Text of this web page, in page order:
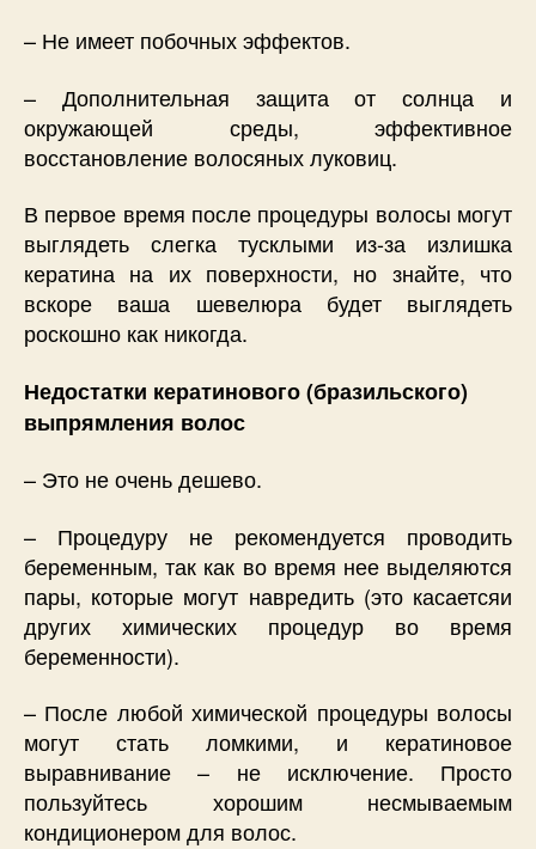
– Не имеет побочных эффектов.
– Дополнительная защита от солнца и
окружающей среды, эффективное
восстановление волосяных луковиц.
В первое время после процедуры волосы могут
выглядеть слегка тусклыми из-за излишка
кератина на их поверхности, но знайте, что
вскоре ваша шевелюра будет выглядеть
роскошно как никогда.
Недостатки кератинового (бразильского)
выпрямления волос
– Это не очень дешево.
– Процедуру не рекомендуется проводить
беременным, так как во время нее выделяются
пары, которые могут навредить (это касаетсяи
других химических процедур во время
беременности).
– После любой химической процедуры волосы
могут стать ломкими, и кератиновое
выравнивание – не исключение. Просто
пользуйтесь хорошим несмываемым
кондиционером для волос.